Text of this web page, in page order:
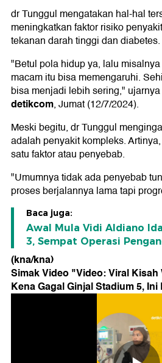
dr Tunggul mengatakan hal-hal
meningkatkan faktor risiko
tekanan darah tinggi dan diabetes.
"Betul pola hidup ya, lalu
macam itu bisa memengaruhi.
bisa menjadi lebih sering,"
detikcom, Jumat (12/7/2024).
Meski begitu, dr Tunggul
adalah penyakit kompleks.
satu faktor atau penyebab.
"Umumnya tidak ada penyebab
proses berjalannya lama tapi
Baca juga:
Awal Mula Vidi Aldiano
3, Sempat Operasi
(kna/kna)
Simak Video "Video: Viral
Kena Gagal Ginjal Stadium 5,